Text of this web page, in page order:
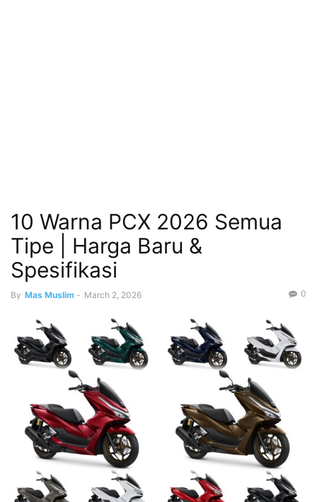
10 Warna PCX 2026 Semua
Tipe | Harga Baru &
Spesifikasi
By Mas Muslim - March 2, 2026 0